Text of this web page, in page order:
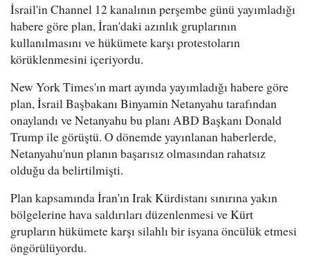
İsrail'in Channel 12 kanalının perşembe günü yayımladığı
habere göre plan, İran'daki azınlık gruplarının
kullanılmasını ve hükümete karşı protestoların
körüklenmesini içeriyordu.
New York Times'ın mart ayında yayımladığı habere göre
plan, İsrail Başbakanı Binyamin Netanyahu tarafından
onaylandı ve Netanyahu bu planı ABD Başkanı Donald
Trump ile görüştü. O dönemde yayınlanan haberlerde,
Netanyahu'nun planın başarısız olmasından rahatsız
olduğu da belirtilmişti.
Plan kapsamında İran'ın Irak Kürdistanı sınırına yakın
bölgelerine hava saldırıları düzenlenmesi ve Kürt
grupların hükümete karşı silahlı bir isyana öncülük etmesi
öngörülüyordu.